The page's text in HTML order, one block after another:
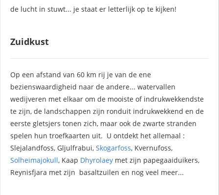
de lucht in stuwt... je staat er letterlijk op te kijken!
Zuidkust
Op een afstand van 60 km rij je van de ene
bezienswaardigheid naar de andere... watervallen
wedijveren met elkaar om de mooiste of indrukwekkendste
te zijn, de landschappen zijn ronduit indrukwekkend en de
eerste gletsjers tonen zich, maar ook de zwarte stranden
spelen hun troefkaarten uit. U ontdekt het allemaal :
Slejalandfoss, Gljulfrabui, Skogarfoss, Kvernufoss,
Solheimajokull, Kaap Dhyrolaey met zijn papegaaiduikers,
Reynisfjara met zijn basaltzuilen en nog veel meer...